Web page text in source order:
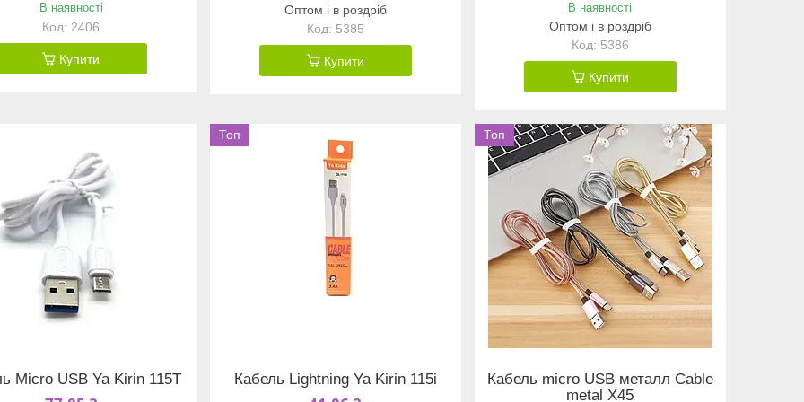
В наявності
2406
Купити
Оптом і в роздріб
5385
Купити
В наявності
Оптом і в роздріб
5386
Купити
Micro USB Ya Kirin 115T
Топ
Кабель Lightning Ya Kirin 115i
Топ
Кабель micro USB металл Cable
metal X45